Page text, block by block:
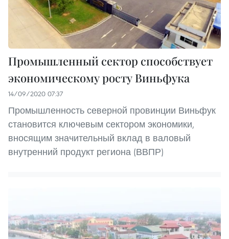
Промышленный сектор способствует
экономическому росту Виньфука
14/09/2020 07:37
Промышленность северной провинции Виньфук
становится ключевым сектором экономики,
вносящим значительный вклад в валовый
внутренний продукт региона (ВВПР)